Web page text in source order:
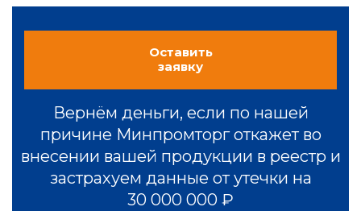
Оставить
заявку
Вернём деньги, если по нашей
причине Минпромторг откажет во
внесении вашей продукции в реестр и
застрахуем данные от утечки на
30 000 000 ₽